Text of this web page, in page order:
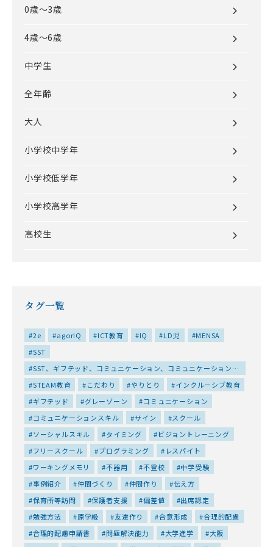
0歳～3歳
4歳～6歳
中学生
全年齢
大人
小学校中学年
小学校低学年
小学校高学年
高校生
タグ一覧
2e agorIQ ICT教育 IQ LD児
MENSA
SST
SST、ギフテッド、コミュニケーション、コミュニケーションス
キル、ソーシャルスキル、仲間づくり、友達作り、対人スキル、
居場所、特性、集団、集団プログラム、高IQ
STEAM教育 こだわり やりとり
インクルーシブ教育
ギフテッド
グレーゾーン
コミュニケーション
コミュニケーションスキル
サイン
スクール
ソーシャルスキル
タイミング
ビジョントレーニング
フリースクール
プログラミング
レスパイト
ワーキングメモリ
不器用 不登校
中学受験
事例紹介
仲間づくり 仲間作り
伝え方
保育所等訪問
保護者支援 偏差値
出席認定
勉強方法
原学級 友達作り 合意形成
合理的配慮
合理的配慮申請書
問題解決能力 大学進学
大阪